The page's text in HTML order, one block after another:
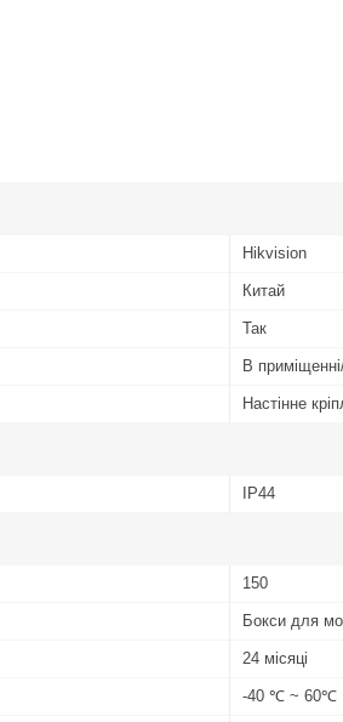
Hikvision
Китай
Так
В
Настінне
IP44
150
Бокси для
24 місяці
-40 ℃ ~ 60℃